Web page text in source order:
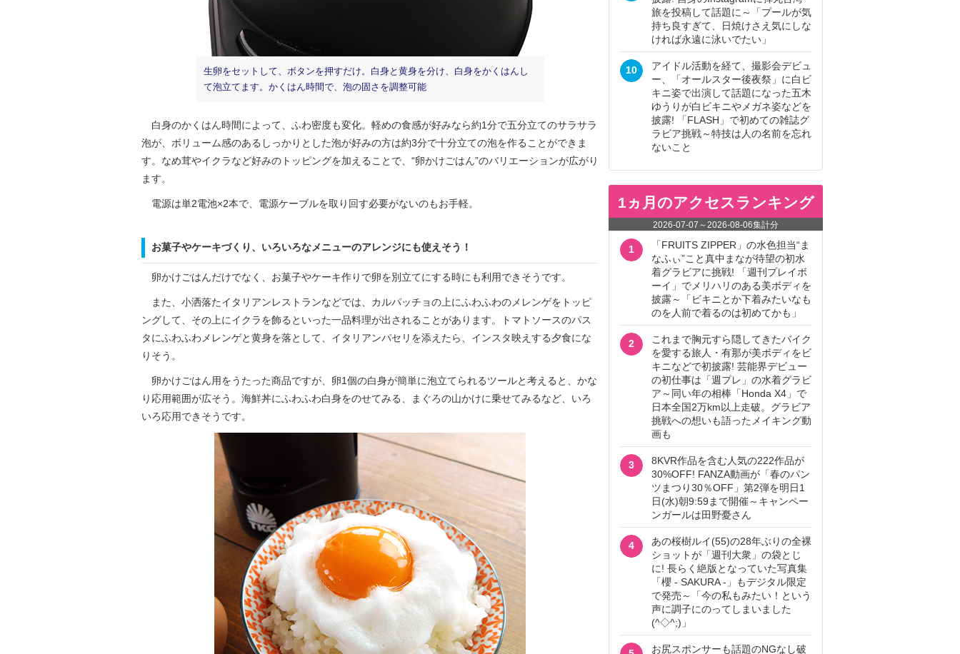
生卵をセットして、ボタンを押すだけ。白身と黄身を分け、白身をかくはんし
て泡立てます。かくはん時間で、泡の固さを調整可能
白身のかくはん時間によって、ふわ密度も変化。軽めの食感が好みなら約1分で五分立てのサラサラ
泡が、ボリューム感のあるしっかりとした泡が好みの方は約3分で十分立ての泡を作ることができま
す。なめ茸やイクラなど好みのトッピングを加えることで、“卵かけごはん”のバリエーションが広がり
ます。
電源は単2電池×2本で、電源ケーブルを取り回す必要がないのもお手軽。
お菓子やケーキづくり、いろいろなメニューのアレンジにも使えそう！
卵かけごはんだけでなく、お菓子やケーキ作りで卵を別立てにする時にも利用できそうです。
また、小洒落たイタリアンレストランなどでは、カルパッチョの上にふわふわのメレンゲをトッピ
ングして、その上にイクラを飾るといった一品料理が出されることがあります。トマトソースのパス
タにふわふわメレンゲと黄身を落として、イタリアンパセリを添えたら、インスタ映えする夕食にな
りそう。
卵かけごはん用をうたった商品ですが、卵1個の白身が簡単に泡立てられるツールと考えると、かな
り応用範囲が広そう。海鮮丼にふわふわ白身をのせてみる、まぐろの山かけに乗せてみるなど、いろ
いろ応用できそうです。
旅を投稿して話題に～「プールが気
持ち良すぎて、日焼けさえ気にしな
ければ永遠に泳いでたい」
10
アイドル活動を経て、撮影会デビュ
ー、「オールスター後夜祭」に白ビ
キニ姿で出演して話題になった五木
ゆうりが白ビキニやメガネ姿などを
披露! 「FLASH」で初めての雑誌グ
ラビア挑戦～特技は人の名前を忘れ
ないこと
1ヵ月のアクセスランキング
2026-07-07 ～2026-08-06集計分
1
「FRUITS ZIPPER」の水色担当“ま
なふぃ”こと真中まなが待望の初水
着グラビアに挑戦! 「週刊プレイボ
ーイ」でメリハリのある美ボディを
披露～「ビキニとか下着みたいなも
のを人前で着るのは初めてかも」
2
これまで胸元すら隠してきたバイク
を愛する旅人・有那が美ボディをビ
キニなどで初披露! 芸能界デビュー
の初仕事は「週プレ」の水着グラビ
ア～同い年の相棒「Honda X4」で
日本全国2万km以上走破。グラビア
挑戦への想いも語ったメイキング動
画も
3
8KVR作品を含む人気の222作品が
30%OFF! FANZA動画が「春のパン
ツまつり30％OFF」第2弾を明日1
日(水)朝9:59まで開催～キャンペー
ンガールは田野憂さん
4
あの桜樹ルイ(55)の28年ぶりの全裸
ショットが「週刊大衆」の袋とじ
に! 長らく絶版となっていた写真集
「櫻 - SAKURA -」もデジタル限定
で発売～「今の私もみたい！という
声に調子にのってしまいました
(^◇^;)」
お尻スポンサーも話題のNGなし破